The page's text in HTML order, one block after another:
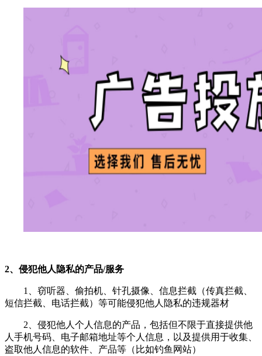
2、侵犯他人隐私的产品/服务
1、窃听器、偷拍机、针孔摄像、信息拦截（传真拦截、
短信拦截、电话拦截）等可能侵犯他人隐私的违规器材
2、侵犯他人个人信息的产品，包括但不限于直接提供他
人手机号码、电子邮箱地址等个人信息，以及提供用于收集、
盗取他人信息的软件、产品等（比如钓鱼网站）